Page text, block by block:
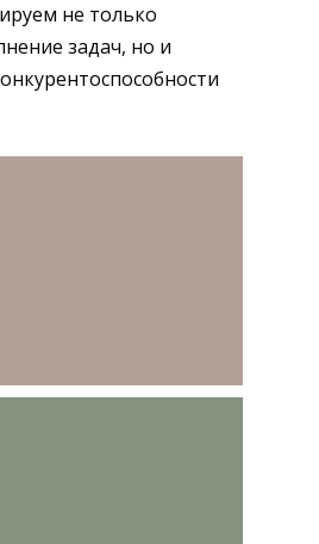
не только
задач, но и